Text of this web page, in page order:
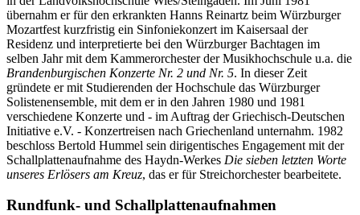
übernahm er für den erkrankten Hanns Reinartz beim Würzburger
Mozartfest kurzfristig ein Sinfoniekonzert im Kaisersaal der
Residenz und interpretierte bei den Würzburger Bachtagen im
selben Jahr mit dem Kammerorchester der Musikhochschule u.a. die
Brandenburgischen Konzerte Nr. 2 und Nr. 5. In dieser Zeit
gründete er mit Studierenden der Hochschule das Würzburger
Solistenensemble, mit dem er in den Jahren 1980 und 1981
verschiedene Konzerte und - im Auftrag der Griechisch-Deutschen
Initiative e.V. - Konzertreisen nach Griechenland unternahm. 1982
beschloss Bertold Hummel sein dirigentisches Engagement mit der
Schallplattenaufnahme des Haydn-Werkes Die sieben letzten Worte
unseres Erlösers am Kreuz, das er für Streichorchester bearbeitete.
Rundfunk- und Schallplattenaufnahmen